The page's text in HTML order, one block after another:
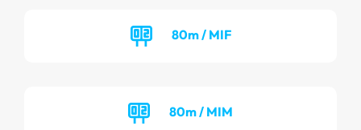
80m / MIF
80m / MIM